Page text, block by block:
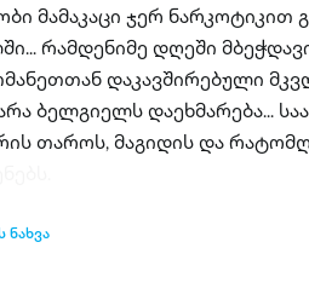
მამაკაცი ჯერ ნარკოტიკით
რამდენიმე დღეში
დაკავშირებული
ბელგიელს დაეხმარება...
თაროს, მაგიდის და
ნახვა